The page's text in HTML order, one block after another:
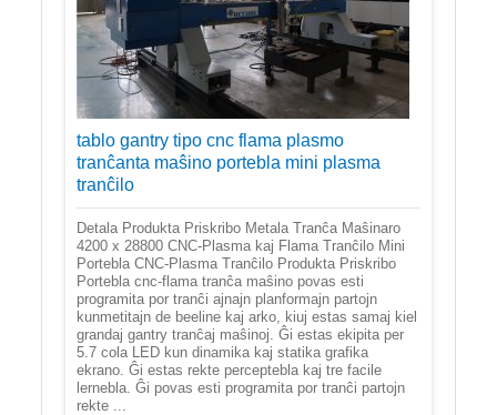
tablo gantry tipo cnc flama plasmo
tranĉanta maŝino portebla mini plasma
tranĉilo
Detala Produkta Priskribo Metala Tranĉa Maŝinaro
4200 x 28800 CNC-Plasma kaj Flama Tranĉilo Mini
Portebla CNC-Plasma Tranĉilo Produkta Priskribo
Portebla cnc-flama tranĉa maŝino povas esti
programita por tranĉi ajnajn planformajn partojn
kunmetitajn de beeline kaj arko, kiuj estas samaj kiel
grandaj gantry tranĉaj maŝinoj. Ĝi estas ekipita per
5.7 cola LED kun dinamika kaj statika grafika
ekrano. Ĝi estas rekte perceptebla kaj tre facile
lernebla. Ĝi povas esti programita por tranĉi partojn
rekte ...